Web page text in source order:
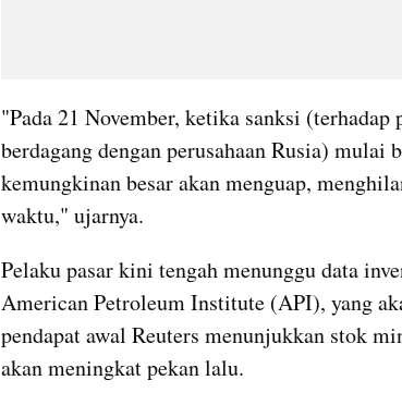
"Pada 21 November, ketika sanksi (terhadap
berdagang dengan perusahaan Rusia) mulai
kemungkinan besar akan menguap,
waktu," ujarnya.
Pelaku pasar kini tengah menunggu data
American Petroleum Institute (API), yang
pendapat awal Reuters menunjukkan stok
akan meningkat pekan lalu.